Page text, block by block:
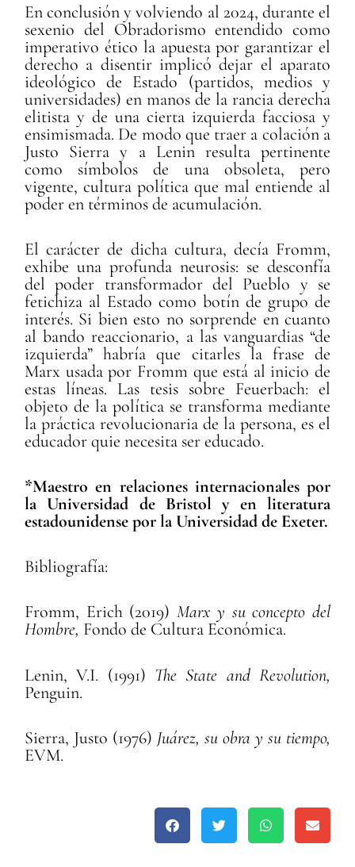
En conclusión y volviendo al 2024, durante el
sexenio del Obradorismo entendido como
imperativo ético la apuesta por garantizar el
derecho a disentir implicó dejar el aparato
ideológico de Estado (partidos, medios y
universidades) en manos de la rancia derecha
elitista y de una cierta izquierda facciosa y
ensimismada. De modo que traer a colación a
Justo Sierra y a Lenin resulta pertinente
como símbolos de una obsoleta, pero
vigente, cultura política que mal entiende al
poder en términos de acumulación.
El carácter de dicha cultura, decía Fromm,
exhibe una profunda neurosis: se desconfía
del poder transformador del Pueblo y se
fetichiza al Estado como botín de grupo de
interés. Si bien esto no sorprende en cuanto
al bando reaccionario, a las vanguardias “de
izquierda” habría que citarles la frase de
Marx usada por Fromm que está al inicio de
estas líneas. Las tesis sobre Feuerbach: el
objeto de la política se transforma mediante
la práctica revolucionaria de la persona, es el
educador quie necesita ser educado.
*Maestro en relaciones internacionales por
la Universidad de Bristol y en literatura
estadounidense por la Universidad de Exeter.
Bibliografía:
Fromm, Erich (2019)Marx y su concepto del
Hombre, Fondo de Cultura Económica.
Lenin, V.I. (1991) The State and Revolution,
Penguin.
Sierra, Justo (1976) Juárez, su obra y su tiempo,
EVM.